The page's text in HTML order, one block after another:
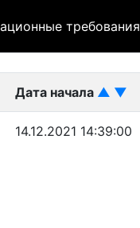
требования
Дата начала ▲ ▼
14.12.2021 14:39:00